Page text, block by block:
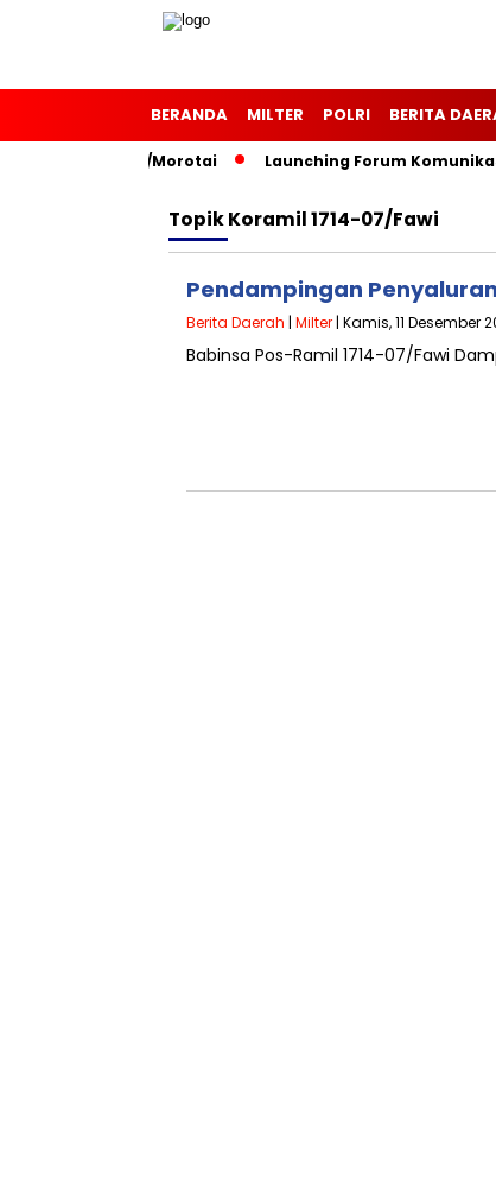
BERANDA MILTER POLRI BERITA
Kodim 1514/Morotai Launching Forum Komunikasi
TopikKoramil 1714-07/Fawi
Pendampingan
Berita Daerah | Milter | Kamis, 11 Desember
Babinsa Pos-Ramil 1714-07/Fawi